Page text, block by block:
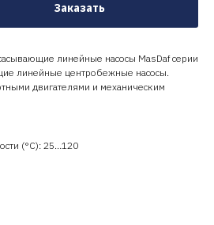
Заказать
линейные насосы MasDaf серии
линейные центробежные насосы.
двигателями и механическим
(°C): 25…120